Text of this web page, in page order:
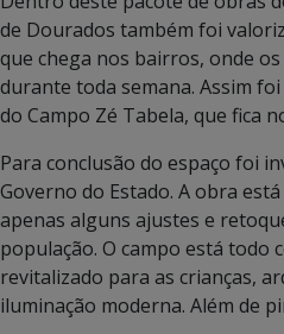
Dentro deste pacote de obras
de Dourados também foi
que chega nos bairros, onde
durante toda semana. Assim
do Campo Zé Tabela, que fica
Para conclusão do espaço foi
Governo do Estado. A obra
apenas alguns ajustes e
população. O campo está todo
revitalizado para as crianças,
iluminação moderna. Além de